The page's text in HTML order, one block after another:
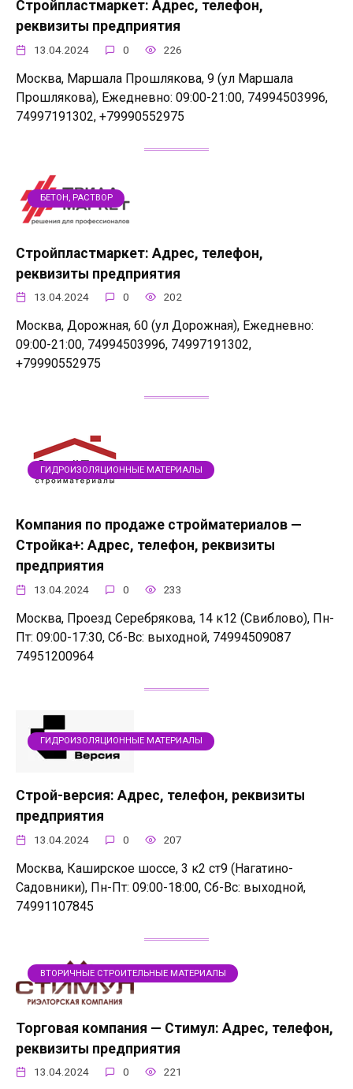
Стройпластмаркет: Адрес, телефон,
реквизиты предприятия
13.04.2024 0 226
Москва, Маршала Прошлякова, 9 (ул Маршала
Прошлякова), Ежедневно: 09:00-21:00, 74994503996,
74997191302, +79990552975
БЕТОН, РАСТВОР
Стройпластмаркет: Адрес, телефон,
реквизиты предприятия
13.04.2024 0 202
Москва, Дорожная, 60 (ул Дорожная), Ежедневно:
09:00-21:00, 74994503996, 74997191302,
+79990552975
ГИДРОИЗОЛЯЦИОННЫЕ МАТЕРИАЛЫ
Компания по продаже стройматериалов —
Стройка+: Адрес, телефон, реквизиты
предприятия
13.04.2024 0 233
Москва, Проезд Серебрякова, 14 к12 (Свиблово), Пн-
Пт: 09:00-17:30, Сб-Вс: выходной, 74994509087
74951200964
ГИДРОИЗОЛЯЦИОННЫЕ МАТЕРИАЛЫ
Строй-версия: Адрес, телефон, реквизиты
предприятия
13.04.2024 0 207
Москва, Каширское шоссе, 3 к2 ст9 (Нагатино-
Садовники), Пн-Пт: 09:00-18:00, Сб-Вс: выходной,
74991107845
ВТОРИЧНЫЕ СТРОИТЕЛЬНЫЕ МАТЕРИАЛЫ
Торговая компания — Стимул: Адрес, телефон,
реквизиты предприятия
13.04.2024 0 221